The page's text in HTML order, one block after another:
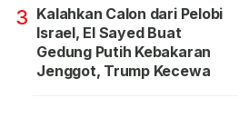
3 Kalahkan Calon dari Pelobi
Israel, El Sayed Buat
Gedung Putih Kebakaran
Jenggot, Trump Kecewa